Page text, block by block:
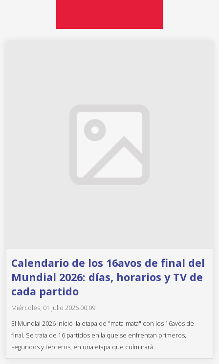
Calendario de los 16avos de final del
Mundial 2026: días, horarios y TV de
cada partido
Miércoles, 01 Julio 2026 00:09
El Mundial 2026 inició la etapa de "mata-mata" con los 16avos de
final. Se trata de 16 partidos en la que se enfrentan primeros,
segundos y terceros, en una etapa que culminará...